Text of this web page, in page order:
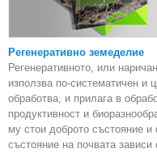
Регенеративно земеделие
Регенеративното, или
използва по-систематичен и
обработва, и прилага в
продуктивност и
му стои доброто състояние
състояние на почвата